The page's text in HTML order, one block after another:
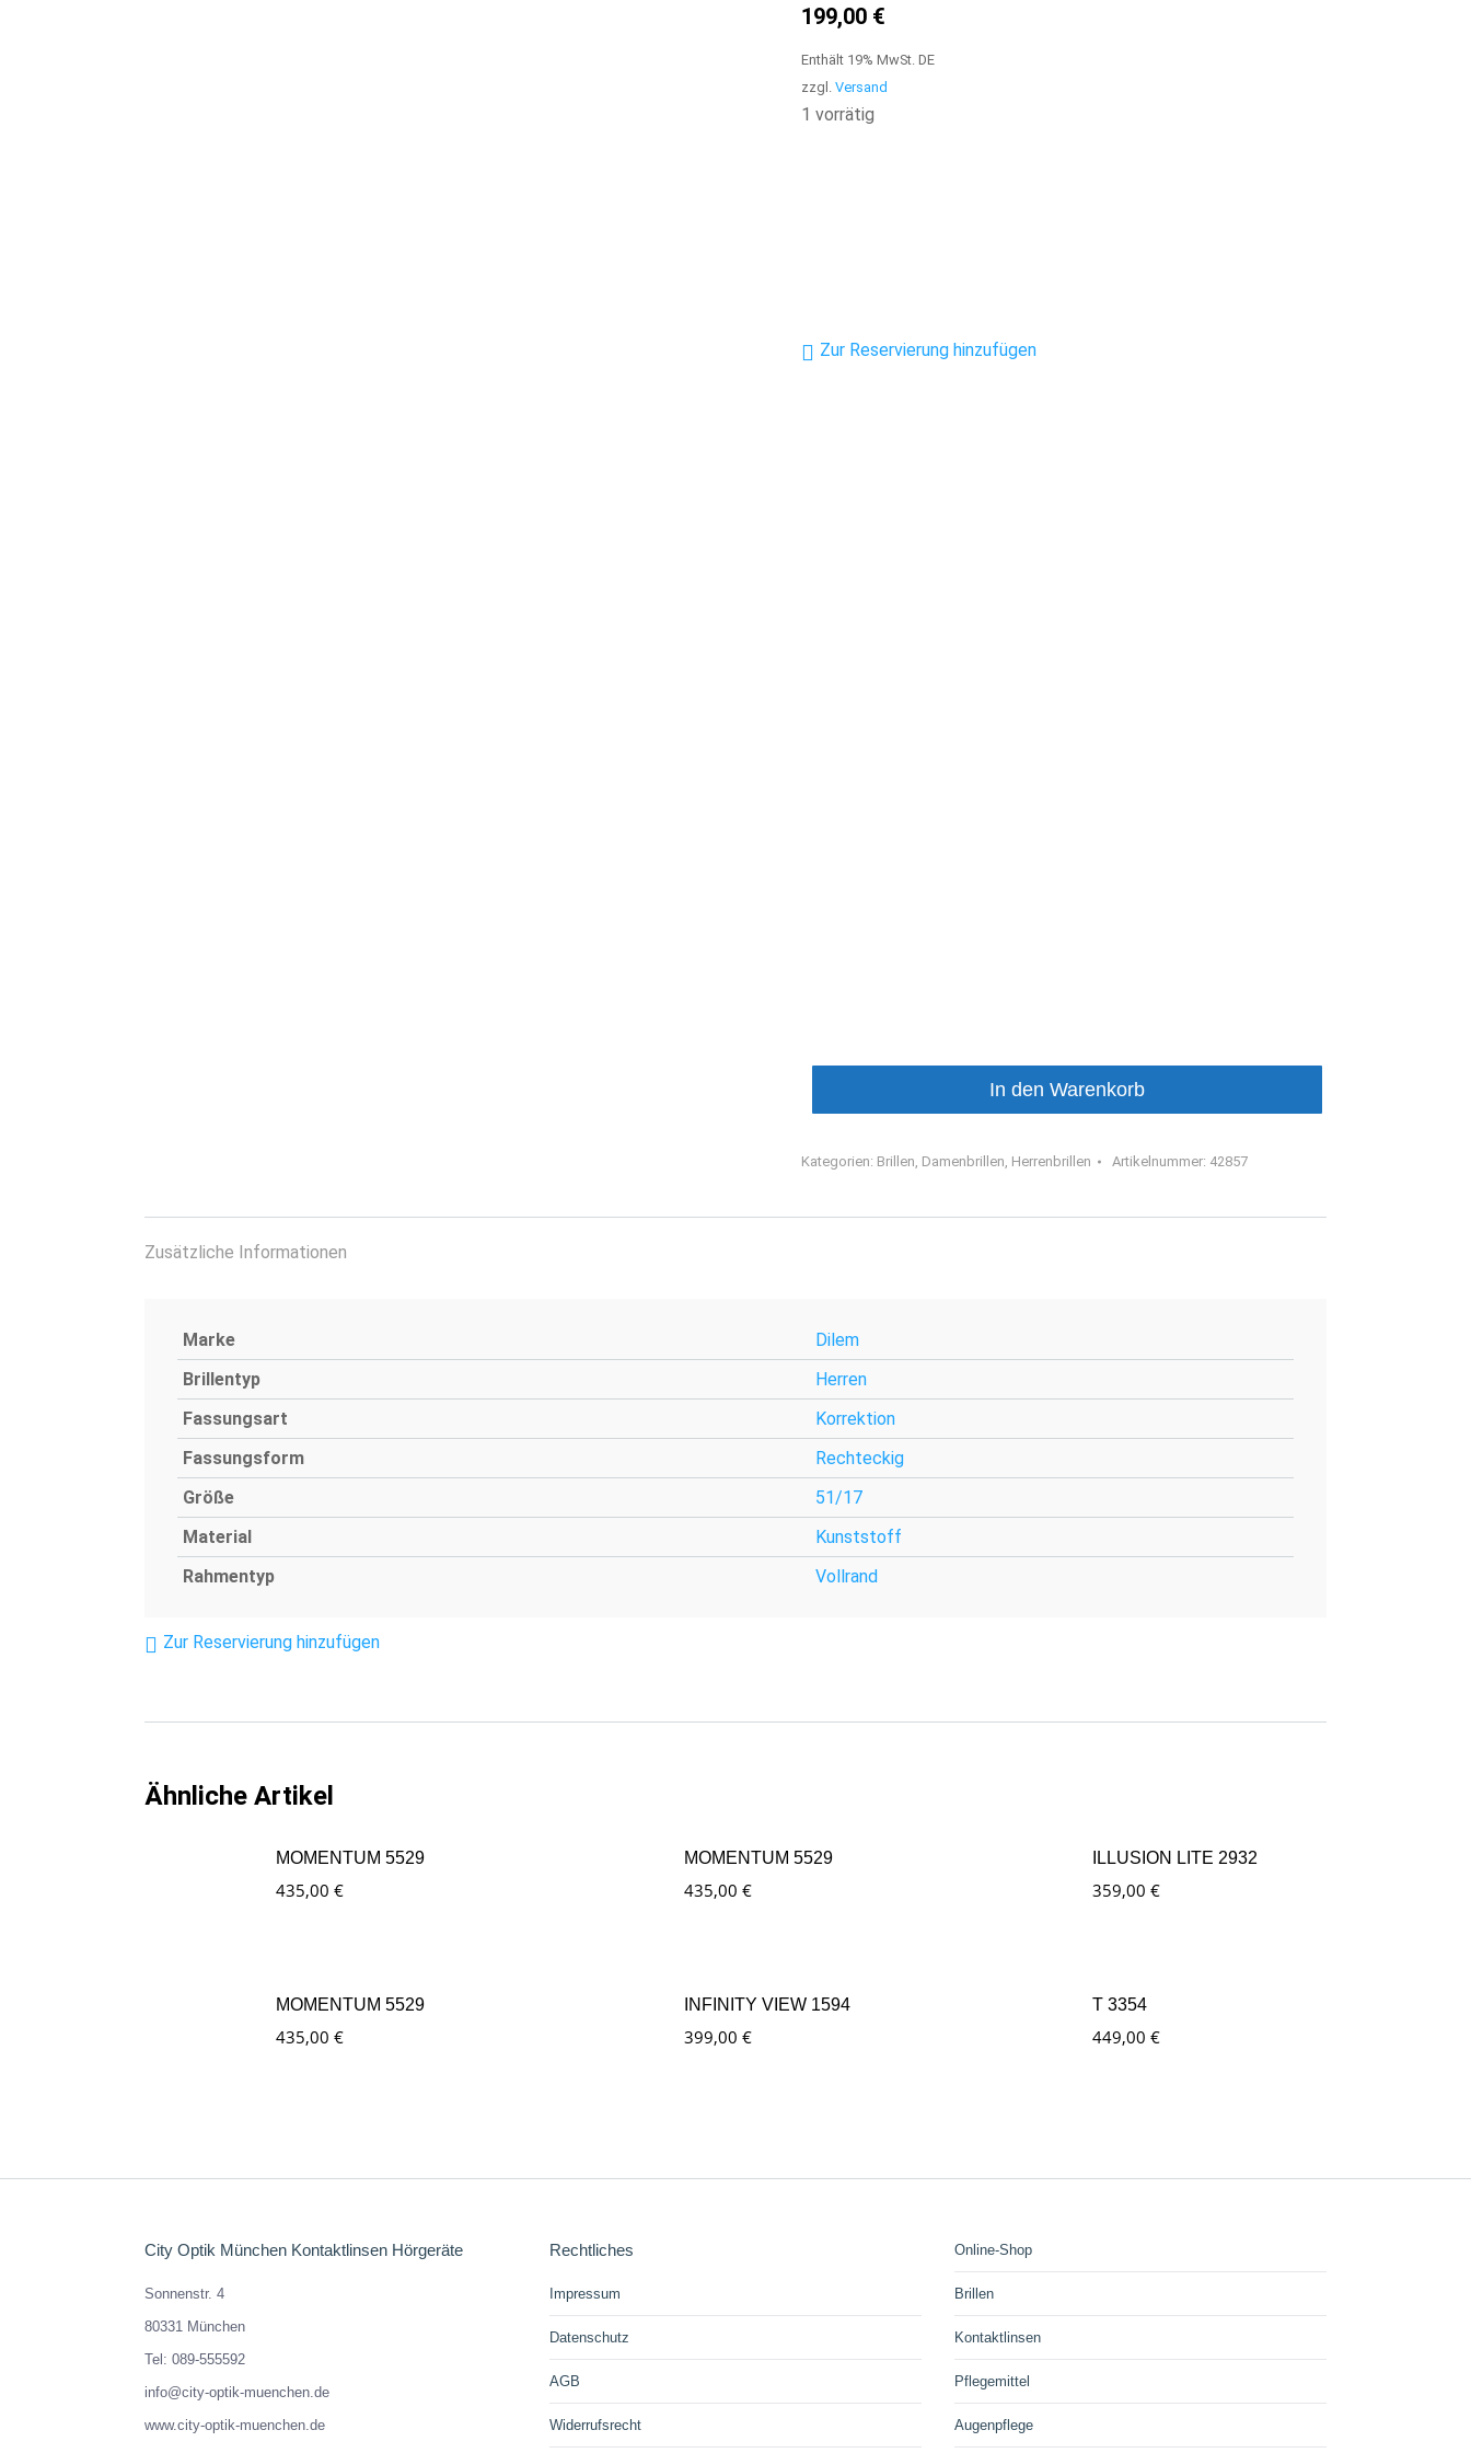
199,00 €
Enthält 19% MwSt. DE
zzgl. Versand
1 vorrätig
In den Warenkorb
Kategorien: Brillen, Damenbrillen, Herrenbrillen Artikelnummer: 42857
Zusätzliche Informationen
Marke
Dilem
Brillentyp
Herren
Fassungsart
Korrektion
Fassungsform
Rechteckig
Größe
51/17
Material
Kunststoff
Rahmentyp
Vollrand
Zur Reservierung hinzufügen
Ähnliche Artikel
MOMENTUM 5529
435,00 €
MOMENTUM 5529
435,00 €
ILLUSION LITE 2932
359,00 €
MOMENTUM 5529
435,00 €
INFINITY VIEW 1594
399,00 €
T 3354
449,00 €
City Optik München Kontaktlinsen Hörgeräte
Sonnenstr. 4
80331 München
Tel: 089-555592
info@city-optik-muenchen.de
www.city-optik-muenchen.de
Rechtliches
Impressum
Datenschutz
AGB
Widerrufsrecht
Online-Shop
Brillen
Kontaktlinsen
Pflegemittel
Augenpflege